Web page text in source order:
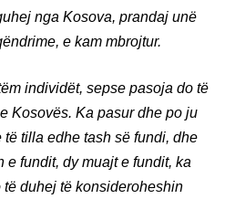
nga Kosova, prandaj unë
e kam mbrojtur.
individët, sepse pasoja do të
Kosovës. Ka pasur dhe po ju
tilla edhe tash së fundi, dhe
e fundit, dy muajt e fundit, ka
duhej të konsideroheshin